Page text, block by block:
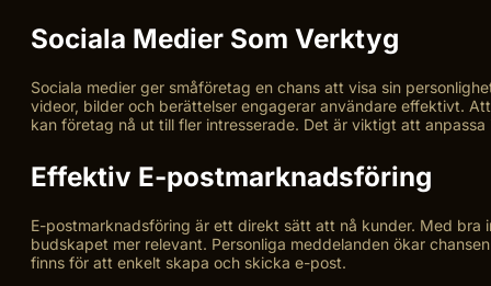
Sociala Medier Som Verktyg
Sociala medier ger småföretag en chans att visa sin
videor, bilder och berättelser engagerar användare effektivt.
kan företag nå ut till fler intresserade. Det är viktigt att
Effektiv E-postmarknadsföring
E-postmarknadsföring är ett direkt sätt att nå kunder. Med
budskapet mer relevant. Personliga meddelanden ökar
finns för att enkelt skapa och skicka e-post.